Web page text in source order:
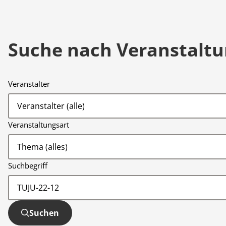
Suche nach
Veranstalter
Veranstaltungsart
Suchbegriff
Suchen